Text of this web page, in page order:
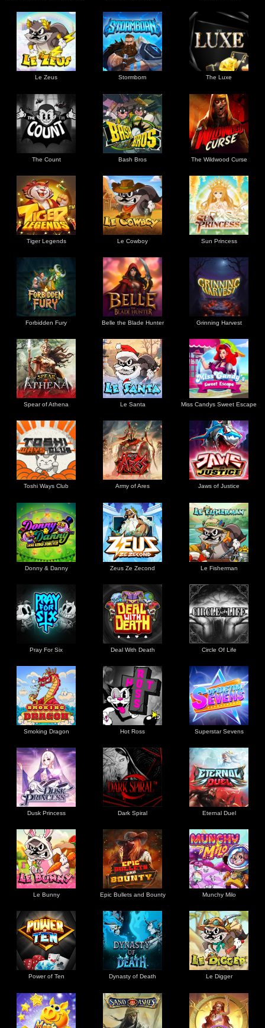
Le Zeus Stormborn The Luxe
The Count Bash Bros The Wildwood Curse
Tiger Legends Le Cowboy Sun Princess
Forbidden Fury Belle the Blade Hunter Grinning Harvest
Spear of Athena Le Santa Miss Candys Sweet Escape
Toshi Ways Club Army of Ares Jaws of Justice
Donny & Danny Zeus Ze Zecond Le Fisherman
Pray For Six Deal With Death Circle Of Life
Smoking Dragon Hot Ross Superstar Sevens
Dusk Princess Dark Spiral Eternal Duel
Le Bunny Epic Bullets and Bounty Munchy Milo
Power of Ten Dynasty of Death Le Digger